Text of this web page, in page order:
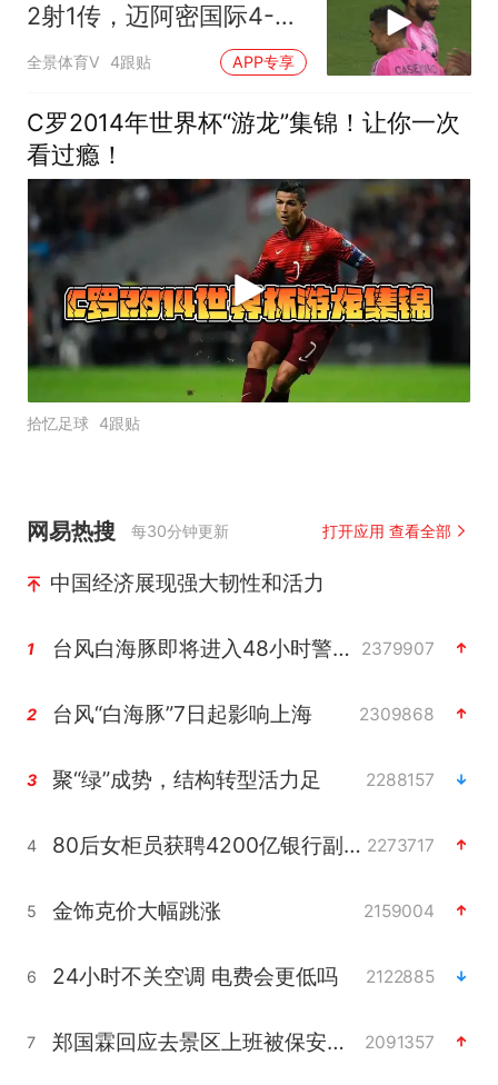
2射1传，迈阿密国际4-2
迎联盟杯开门红
全景体育V 4跟贴 APP专享
C罗2014年世界杯“游龙”集锦！让你一次
看过瘾！
拾忆足球 4跟贴
网易热搜 每30分钟更新 打开应用 查看全部
中国经济展现强大韧性和活力
1 台风白海豚即将进入48小时警戒线 2379907
2 台风“白海豚”7日起影响上海 2309868
3 聚“绿”成势，结构转型活力足 2288157
4 80后女柜员获聘4200亿银行副行长 2273717
5 金饰克价大幅跳涨 2159004
6 24小时不关空调 电费会更低吗 2122885
7 郑国霖回应去景区上班被保安拦下 2091357